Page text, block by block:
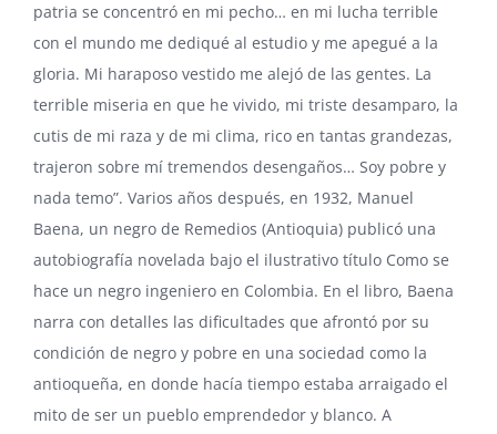
patria se concentró en mi pecho… en mi lucha terrible
con el mundo me dediqué al estudio y me apegué a la
gloria. Mi haraposo vestido me alejó de las gentes. La
terrible miseria en que he vivido, mi triste desamparo, la
cutis de mi raza y de mi clima, rico en tantas grandezas,
trajeron sobre mí tremendos desengaños… Soy pobre y
nada temo”. Varios años después, en 1932, Manuel
Baena, un negro de Remedios (Antioquia) publicó una
autobiografía novelada bajo el ilustrativo título Como se
hace un negro ingeniero en Colombia. En el libro, Baena
narra con detalles las dificultades que afrontó por su
condición de negro y pobre en una sociedad como la
antioqueña, en donde hacía tiempo estaba arraigado el
mito de ser un pueblo emprendedor y blanco. A